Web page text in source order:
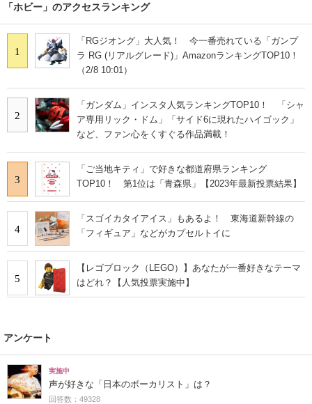
「ホビー」のアクセスランキング
1
「RGジオング」大人気！ 今一番売れている「ガンプ
ラ RG (リアルグレード)」AmazonランキングTOP10！
（2/8 10:01）
2
「ガンダム」インスタ人気ランキングTOP10！ 「シャ
ア専用リック・ドム」「サイド6に現れたハイゴック」
など、ファン心をくすぐる作品満載！
3
「ご当地キティ」で好きな都道府県ランキング
TOP10！ 第1位は「青森県」【2023年最新投票結果】
4
「スゴイカタイアイス」もあるよ！ 東海道新幹線の
「フィギュア」などがカプセルトイに
5
【レゴブロック（LEGO）】あなたが一番好きなテーマ
はどれ？【人気投票実施中】
アンケート
実施中
声が好きな「日本のボーカリスト」は？
回答数：49328